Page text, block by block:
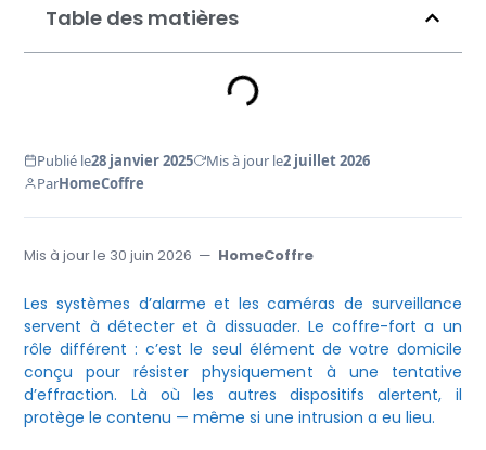
Table des matières
Publié le28 janvier 2025 Mis à jour le2 juillet 2026
ParHomeCoffre
Mis à jour le 30 juin 2026 — HomeCoffre
Les systèmes d’alarme et les caméras de surveillance
servent à détecter et à dissuader. Le coffre-fort a un
rôle différent : c’est le seul élément de votre domicile
conçu pour résister physiquement à une tentative
d’effraction. Là où les autres dispositifs alertent, il
protège le contenu — même si une intrusion a eu lieu.